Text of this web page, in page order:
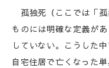
孤独死（ここでは「
ものには明確な定義が
していない。こうした
自宅住居で亡くなった